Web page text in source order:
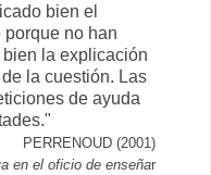
bien el
porque no han
la explicación
la cuestión. Las
de ayuda
PERRENOUD (2001)
en el oficio de enseñar